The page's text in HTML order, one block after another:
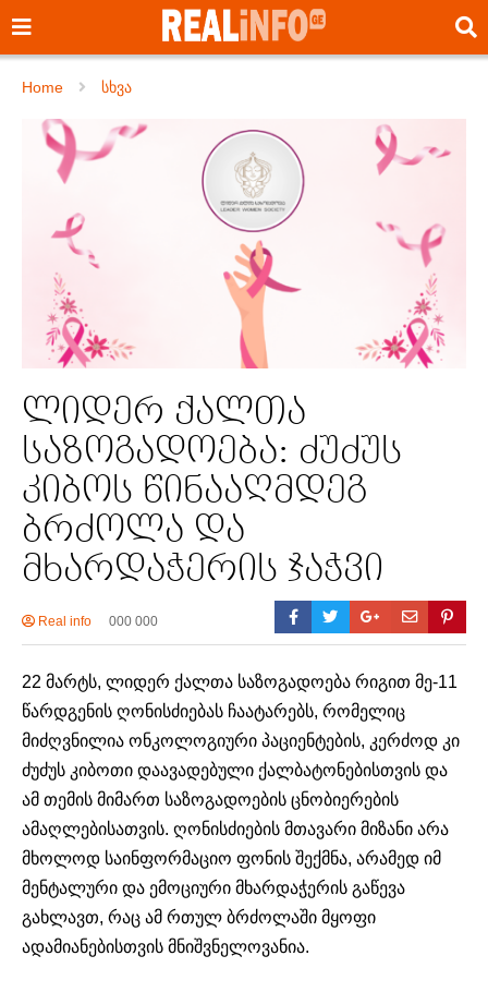
Home სხვა
ლიდერ ქალთა
საზოგადოება: ძუძუს
კიბოს წინააღმდეგ
ბრძოლა და
მხარდაჭერის ჯაჭვი
Real info 000 000
22 მარტს, ლიდერ ქალთა საზოგადოება რიგით მე-11
წარდგენის ღონისძიებას ჩაატარებს, რომელიც
მიძღვნილია ონკოლოგიური პაციენტების, კერძოდ კი
ძუძუს კიბოთი დაავადებული ქალბატონებისთვის და
ამ თემის მიმართ საზოგადოების ცნობიერების
ამაღლებისათვის. ღონისძიების მთავარი მიზანი არა
მხოლოდ საინფორმაციო ფონის შექმნა, არამედ იმ
მენტალური და ემოციური მხარდაჭერის გაწევა
გახლავთ, რაც ამ რთულ ბრძოლაში მყოფი
ადამიანებისთვის მნიშვნელოვანია.